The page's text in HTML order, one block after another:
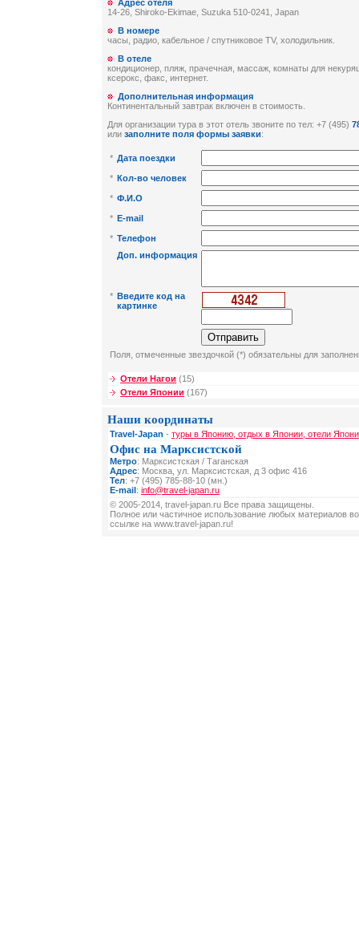
Адрес отеля
14-26, Shiroko-Ekimae, Suzuka 510-0241, Japan
В номере
часы, радио, кабельное / спутниковое TV, холодильник.
В отеле
кондиционер, пляж, прачечная, массаж, комнаты для
ксерокс, факс, интернет.
Дополнительная информация
Континентальный завтрак включен в стоимость.
Для организации тура в этот отель звоните по тел: +7 (495)
или заполните поля формы заявки:
* Дата поездки
* Кол-во человек
* Ф.И.О
* E-mail
* Телефон
Доп. информация
* Введите код на
картинке
Поля, отмеченные звездочкой (*) обязательны для
Отели Нагои (15)
Отели Японии (167)
Наши координаты
Travel-Japan - туры в Японию, отдых в Японии, отели
Офис на Марксистской
Метро: Марксистская / Таганская
Адрес: Москва, ул. Марксистская, д 3 офис 416
Тел: +7 (495) 785-88-10 (мн.)
E-mail: info@travel-japan.ru
© 2005-2014, travel-japan.ru Все права защищены.
Полное или частичное использование любых материалов
ссылке на www.travel-japan.ru!